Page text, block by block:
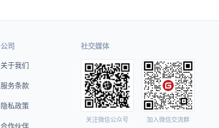
公司
关于我们
服务条款
隐私政策
合作伙伴
社交媒体
关注微信公众号 加入微信交流群